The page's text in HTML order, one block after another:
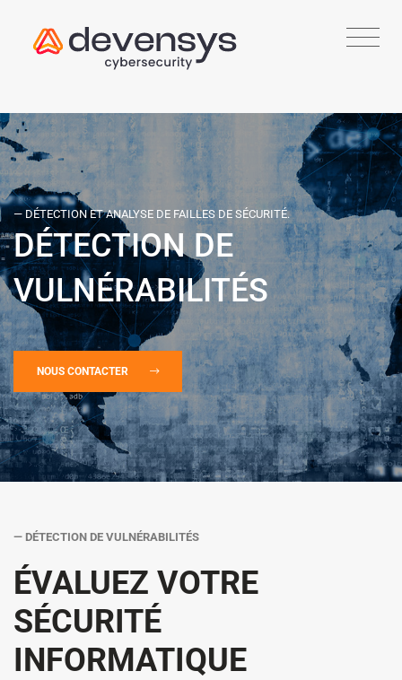
— DÉTECTION ET ANALYSE DE FAILLES DE SÉCURITÉ.
DÉTECTION DE
VULNÉRABILITÉS
NOUS CONTACTER
— DÉTECTION DE VULNÉRABILITÉS
ÉVALUEZ VOTRE
SÉCURITÉ
INFORMATIQUE